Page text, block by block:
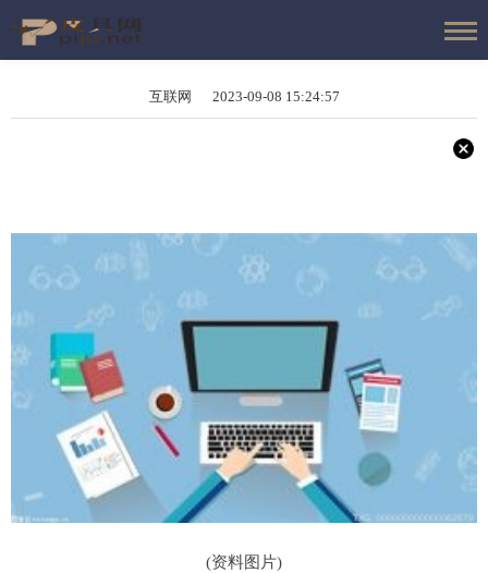
互联网 2023-09-08 15:24:57
(资料图片)